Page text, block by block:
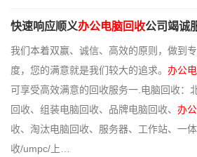
快速响应顺义办公电脑回收公司竭诚
我们本着双赢、诚信、高效的原则，做到
度，您的满意就是我们较大的追求。 办公
可享受高效满意的回收服务一.电脑回收：
回收、组装电脑回收、品牌电脑回收、 办
收、淘汰电脑回收、服务器、工作站、一
收/umpc/上…